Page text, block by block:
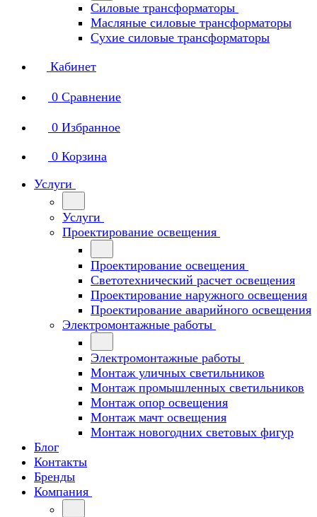
Силовые трансформаторы
Масляные силовые трансформаторы
Сухие силовые трансформаторы
Кабинет
0 Сравнение
0 Избранное
0 Корзина
Услуги
Услуги
Проектирование освещения
Проектирование освещения
Светотехнический расчет освещения
Проектирование наружного освещения
Проектирование аварийного освещения
Электромонтажные работы
Электромонтажные работы
Монтаж уличных светильников
Монтаж промышленных светильников
Монтаж опор освещения
Монтаж мачт освещения
Монтаж новогодних световых фигур
Блог
Контакты
Бренды
Компания